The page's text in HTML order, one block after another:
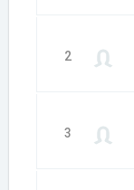
2
3